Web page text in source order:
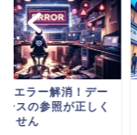
ホ万歩計の最適な位
？どこにつけるべき